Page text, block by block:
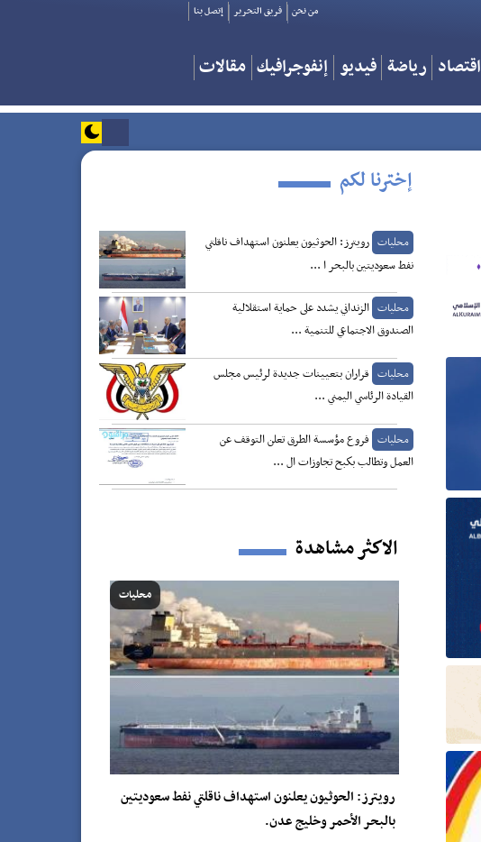
من نحن فريق التحرير إتصل بنا
اقتصاد رياضة فيديو إنفوجرافيك مقالات
إخترنا لكم
محليات رويترز: الحوثيون يعلنون استهداف ناقلتي
نفط سعوديتين بالبحر ا ...
محليات الزنداني يشدد على حماية استقلالية
الصندوق الاجتماعي للتنمية ...
محليات قراران بتعيينات جديدة لرئيس مجلس
القيادة الرئاسي اليمني ...
محليات فروع مؤسسة الطرق تعلن التوقف عن
العمل وتطالب بكبح تجاوزات ال ...
الاكثر مشاهدة
محليات
رويترز: الحوثيون يعلنون استهداف ناقلتي نفط سعوديتين
بالبحر الأحمر وخليج عدن.